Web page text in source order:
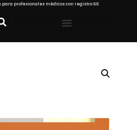
para profesionales médicos con registro SIS